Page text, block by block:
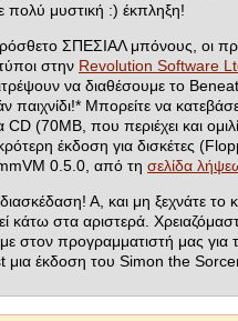
πολύ μυστική :) έκπληξη!
ΣΠΕΣΙΑΛ μπόνους, οι
στην Revolution Software
να διαθέσουμε το
παιχνίδι!* Μπορείτε να
CD (70MB, που περιέχει και
έκδοση για δισκέτες
0.5.0, από τη σελίδα
Α, και μη ξεχνάτε το
κάτω στα αριστερά.
στον προγραμματιστή μας για
μια έκδοση του Simon the